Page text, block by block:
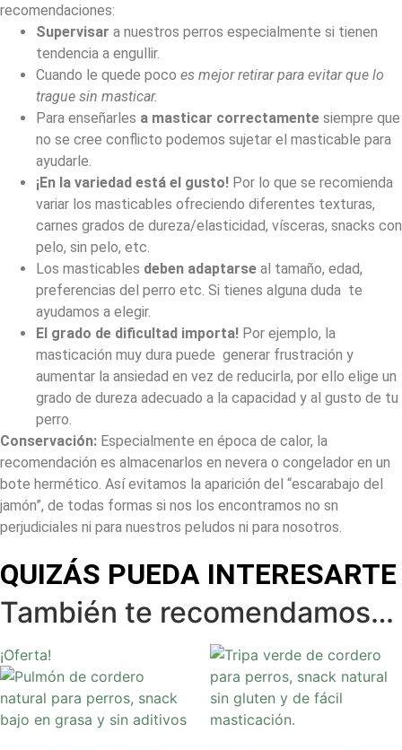
recomendaciones:
Supervisar a nuestros perros especialmente si tienen
tendencia a engullir.
Cuando le quede poco es mejor retirar para evitar que lo
trague sin masticar.
Para enseñarles a masticar correctamente siempre que
no se cree conflicto podemos sujetar el masticable para
ayudarle.
¡En la variedad está el gusto! Por lo que se recomienda
variar los masticables ofreciendo diferentes texturas,
carnes grados de dureza/elasticidad, vísceras, snacks con
pelo, sin pelo, etc.
Los masticables deben adaptarse al tamaño, edad,
preferencias del perro etc. Si tienes alguna duda te
ayudamos a elegir.
El grado de dificultad importa! Por ejemplo, la
masticación muy dura puede generar frustración y
aumentar la ansiedad en vez de reducirla, por ello elige un
grado de dureza adecuado a la capacidad y al gusto de tu
perro.
Conservación: Especialmente en época de calor, la
recomendación es almacenarlos en nevera o congelador en un
bote hermético. Así evitamos la aparición del “escarabajo del
jamón”, de todas formas si nos los encontramos no sn
perjudiciales ni para nuestros peludos ni para nosotros.
QUIZÁS PUEDA INTERESARTE
También te recomendamos…
¡Oferta!